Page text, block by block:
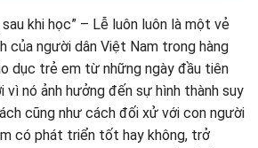
trường tôn giáo cho trẻ em
lễ tôn giáo vào các trò chơi hàng ngày
hình ảnh
trẻ em cho 3-4 hiệu quả
khi học” – Lễ luôn luôn là một vẻ
của người dân Việt Nam trong hàng
dục trẻ em từ những ngày đầu tiên
nó ảnh hưởng đến sự hình thành suy
cũng như cách đối xử với con người
có phát triển tốt hay không, trở